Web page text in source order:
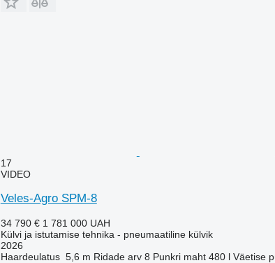
17
VIDEO
Veles-Agro SPM-8
34 790 € 1 781 000 UAH
Külvi ja istutamise tehnika - pneumaatiline külvik
2026
Haardeulatus 5,6 m Ridade arv 8 Punkri maht 480 l Väetise